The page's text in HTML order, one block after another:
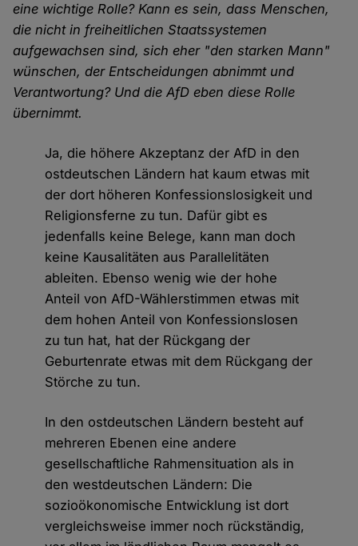
eine wichtige Rolle? Kann es sein, dass Menschen,
die nicht in freiheitlichen Staatssystemen
aufgewachsen sind, sich eher "den starken Mann"
wünschen, der Entscheidungen abnimmt und
Verantwortung? Und die AfD eben diese Rolle
übernimmt.
Ja, die höhere Akzeptanz der AfD in den
ostdeutschen Ländern hat kaum etwas mit
der dort höheren Konfessionslosigkeit und
Religionsferne zu tun. Dafür gibt es
jedenfalls keine Belege, kann man doch
keine Kausalitäten aus Parallelitäten
ableiten. Ebenso wenig wie der hohe
Anteil von AfD-Wählerstimmen etwas mit
dem hohen Anteil von Konfessionslosen
zu tun hat, hat der Rückgang der
Geburtenrate etwas mit dem Rückgang der
Störche zu tun.
In den ostdeutschen Ländern besteht auf
mehreren Ebenen eine andere
gesellschaftliche Rahmensituation als in
den westdeutschen Ländern: Die
sozioökonomische Entwicklung ist dort
vergleichsweise immer noch rückständig,